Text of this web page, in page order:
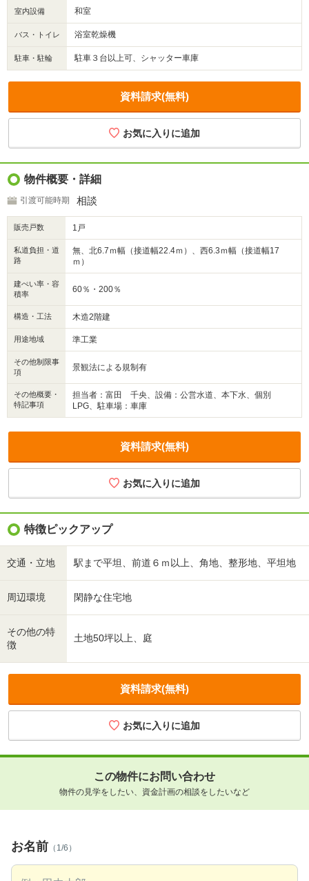
室内設備 和室
バス・トイレ 浴室乾燥機
駐車・駐輪 駐車３台以上可、シャッター車庫
資料請求(無料)
物件概要・詳細
引渡可能時期 相談
販売戸数 1戸
私道負担・道
路
無、北6.7ｍ幅（接道幅22.4ｍ）、西6.3ｍ幅（接道幅17
ｍ）
建ぺい率・容
積率
60％・200％
構造・工法 木造2階建
用途地域 準工業
その他制限事
項
景観法による規制有
その他概要・
特記事項
担当者：富田 千央、設備：公営水道、本下水、個別
LPG、駐車場：車庫
資料請求(無料)
特徴ピックアップ
交通・立地 駅まで平坦、前道６ｍ以上、角地、整形地、平坦地
周辺環境 閑静な住宅地
その他の特
徴
土地50坪以上、庭
資料請求(無料)
この物件にお問い合わせ
物件の見学をしたい、資金計画の相談をしたいなど
お名前 （1/6）